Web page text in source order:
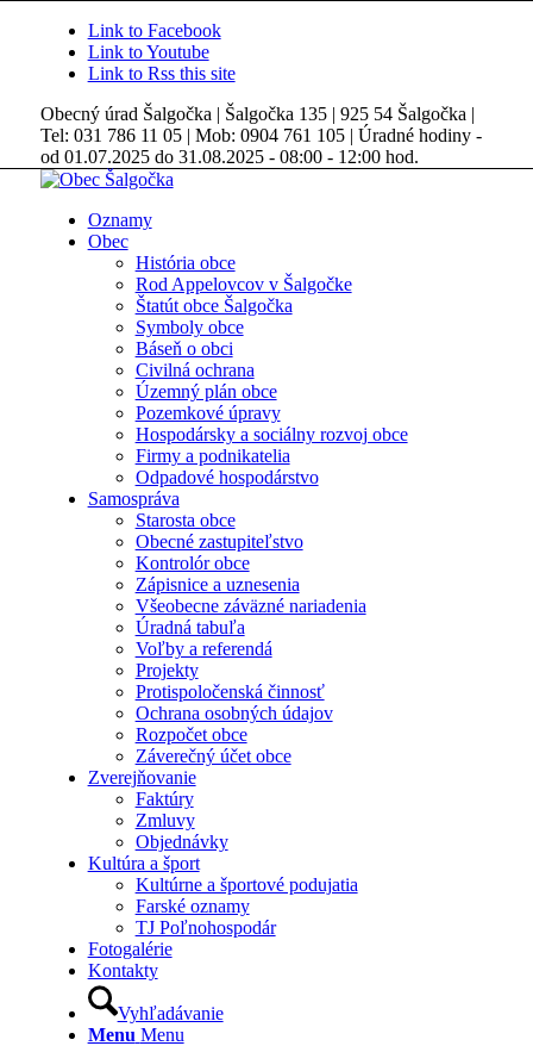
Link to Facebook
Link to Youtube
Link to Rss this site
Obecný úrad Šalgočka | Šalgočka 135 | 925 54 Šalgočka |
Tel: 031 786 11 05 | Mob: 0904 761 105 | Úradné hodiny -
od 01.07.2025 do 31.08.2025 - 08:00 - 12:00 hod.
Oznamy
Obec
História obce
Rod Appelovcov v Šalgočke
Štatút obce Šalgočka
Symboly obce
Báseň o obci
Civilná ochrana
Územný plán obce
Pozemkové úpravy
Hospodársky a sociálny rozvoj obce
Firmy a podnikatelia
Odpadové hospodárstvo
Samospráva
Starosta obce
Obecné zastupiteľstvo
Kontrolór obce
Zápisnice a uznesenia
Všeobecne záväzné nariadenia
Úradná tabuľa
Voľby a referendá
Projekty
Protispoločenská činnosť
Ochrana osobných údajov
Rozpočet obce
Záverečný účet obce
Zverejňovanie
Faktúry
Zmluvy
Objednávky
Kultúra a šport
Kultúrne a športové podujatia
Farské oznamy
TJ Poľnohospodár
Fotogalérie
Kontakty
Vyhľadávanie
Menu Menu